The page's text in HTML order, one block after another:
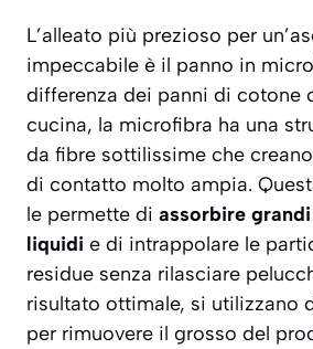
L’alleato più prezioso per
impeccabile è il panno in
differenza dei panni di cotone
cucina, la microfibra ha una
da fibre sottilissime che
di contatto molto ampia.
le permette di assorbire
liquidi e di intrappolare le
residue senza rilasciare
risultato ottimale, si utilizzano
per rimuovere il grosso del